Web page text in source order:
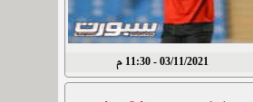
03/11/2021 - 11:30 م